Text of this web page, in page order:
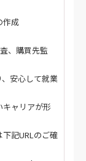
作成
、購買先監
安心して就業
ャリアが形
記URLのご確